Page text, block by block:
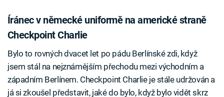
Íránec v německé uniformě na americké straně
Checkpoint Charlie
Bylo to rovných dvacet let po pádu Berlínské zdi, když
jsem stál na nejznámějším přechodu mezi východním a
západním Berlínem. Checkpoint Charlie je stále udržován a
já si zkoušel představit, jaké do bylo, když bylo vidět skrz